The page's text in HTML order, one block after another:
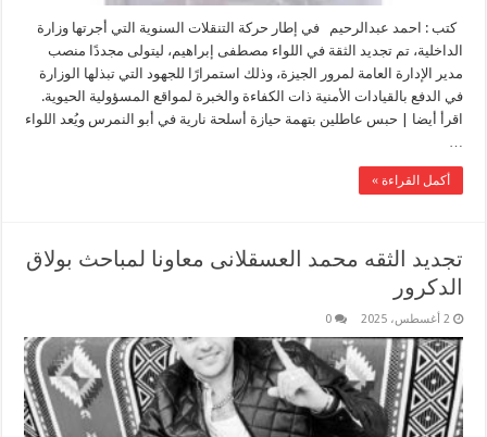
كتب : احمد عبدالرحيم في إطار حركة التنقلات السنوية التي أجرتها وزارة
الداخلية، تم تجديد الثقة في اللواء مصطفى إبراهيم، ليتولى مجددًا منصب
مدير الإدارة العامة لمرور الجيزة، وذلك استمرارًا للجهود التي تبذلها الوزارة
في الدفع بالقيادات الأمنية ذات الكفاءة والخبرة لمواقع المسؤولية الحيوية.
اقرأ أيضا | حبس عاطلين بتهمة حيازة أسلحة نارية في أبو النمرس ويُعد اللواء
…
أكمل القراءة »
تجديد الثقه محمد العسقلانى معاونا لمباحث بولاق
الدكرور
2 أغسطس، 2025 0